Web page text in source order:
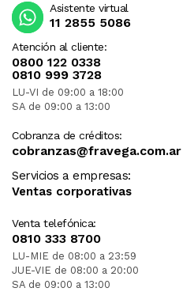
Atención al cliente:
0800 122 0338
0810 999 3728
LU-VI de 09:00 a 18:00
SA de 09:00 a 13:00
Cobranza de créditos:
cobranzas@fravega.com.ar
Servicios a empresas:
Ventas corporativas
Venta telefónica:
0810 333 8700
LU-MIE de 08:00 a 23:59
JUE-VIE de 08:00 a 20:00
SA de 09:00 a 13:00
Asistente virtual
11 2855 5086